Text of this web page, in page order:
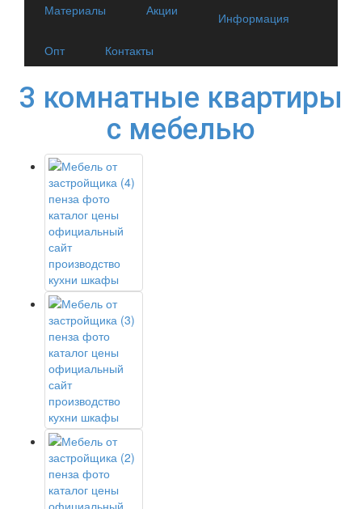
Материалы
Акции
Информация
Опт
Контакты
3 комнатные квартиры
с мебелью